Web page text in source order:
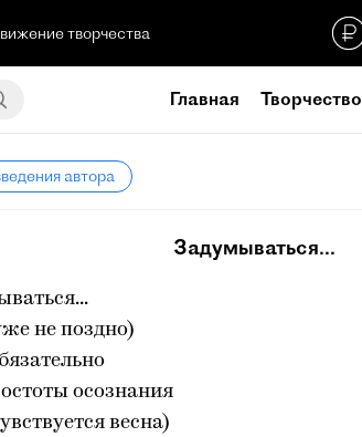
творчества
Главная Творчество
автора
Задумываться...
не поздно)
осознания
весна)